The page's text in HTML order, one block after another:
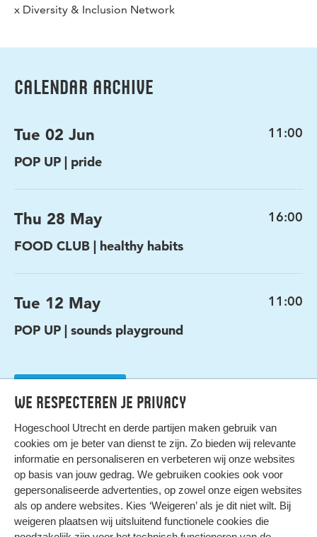
We respecteren je privacy
Hogeschool Utrecht en derde partijen maken gebruik van
cookies om je beter van dienst te zijn. Zo bieden wij relevante
informatie en personaliseren en verbeteren wij onze websites
op basis van jouw gedrag. We gebruiken cookies ook voor
gepersonaliseerde advertenties, op zowel onze eigen websites
als op andere websites. Kies ‘Weigeren’ als je dit niet wilt. Bij
weigeren plaatsen wij uitsluitend functionele cookies die
x Diversity & Inclusion Network
CALENDAR ARCHIVE
Tue 02 Jun
POP UP | pride
11:00
Thu 28 May
FOOD CLUB | healthy habits
16:00
Tue 12 May
POP UP | sounds playground
11:00
HIER KOMT ALLES SAMEN